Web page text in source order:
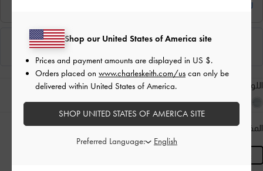
اللون:
المقاس:R- غير متوفّر دليل المقاسات
Shop our United States of America site
Prices and payment amounts are displayed in US $.
Orders placed on www.charleskeith.com/us can only be
delivered within United States of America.
SHOP UNITED STATES OF AMERICA SITE
Preferred Language: